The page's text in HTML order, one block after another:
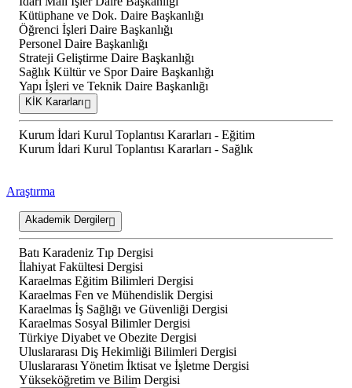
Kütüphane ve Dok. Daire Başkanlığı
Öğrenci İşleri Daire Başkanlığı
Personel Daire Başkanlığı
Strateji Geliştirme Daire Başkanlığı
Sağlık Kültür ve Spor Daire Başkanlığı
Yapı İşleri ve Teknik Daire Başkanlığı
KİK Kararları
Kurum İdari Kurul Toplantısı Kararları - Eğitim
Kurum İdari Kurul Toplantısı Kararları - Sağlık
Araştırma
Akademik Dergiler
Batı Karadeniz Tıp Dergisi
İlahiyat Fakültesi Dergisi
Karaelmas Eğitim Bilimleri Dergisi
Karaelmas Fen ve Mühendislik Dergisi
Karaelmas İş Sağlığı ve Güvenliği Dergisi
Karaelmas Sosyal Bilimler Dergisi
Türkiye Diyabet ve Obezite Dergisi
Uluslararası Diş Hekimliği Bilimleri Dergisi
Uluslararası Yönetim İktisat ve İşletme Dergisi
Yükseköğretim ve Bilim Dergisi